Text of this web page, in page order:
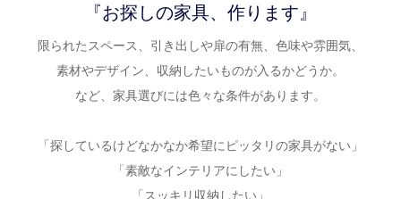
『お探しの家具、作ります』
限られたスペース、引き出しや扉の有無、色味や雰囲気、
素材やデザイン、収納したいものが入るかどうか。
など、家具選びには色々な条件があります。
「探しているけどなかなか希望にピッタリの家具がない」
「素敵なインテリアにしたい」
「スッキリ収納したい」